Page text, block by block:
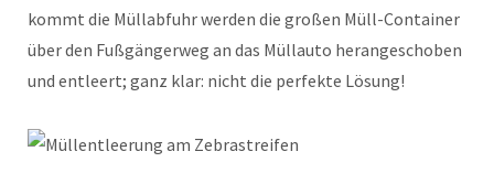
kommt die Müllabfuhr werden die großen Müll-Container
über den Fußgängerweg an das Müllauto herangeschoben
und entleert; ganz klar: nicht die perfekte Lösung!